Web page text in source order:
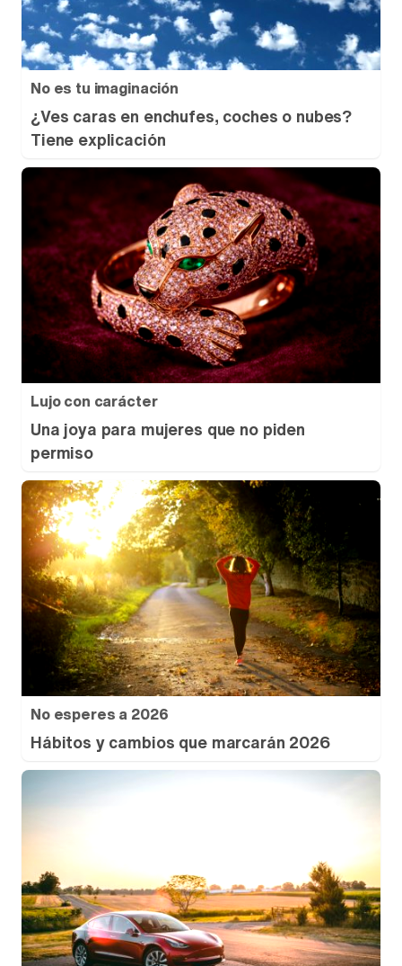
No es tu imaginación
¿Ves caras en enchufes, coches o nubes?
Tiene explicación
Lujo con carácter
Una joya para mujeres que no piden
permiso
No esperes a 2026
Hábitos y cambios que marcarán 2026